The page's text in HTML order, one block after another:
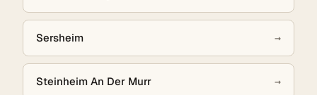
Sersheim →
Steinheim An Der Murr →